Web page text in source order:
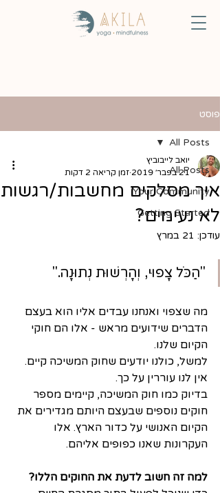
פוסט
All Posts
Your Community
Getting Started
All Posts
איך מסלקים מחשבות/רגשות
לא נעימים?
יואב לייבוביץ
21 בפבר׳ 2019
זמן קריאה 2 דקות
עודכן: 21 במרץ
"הַכֹּל צָפוּי, וְהָרְשׁוּת נְתוּנָה."
מה שצפוי ואנחנו עבדים אליו הוא בעצם
הדברים שידועים מראש - אלו הם חוקי
הקיום שלנו.
למשל, כולנו יודעים שחוק המשיכה קיים.
אין לנו עוררין על כך.
בדיוק כמו חוק המשיכה, קיימים מספר
חוקים נוספים שבעצם היותם מגדירים את
הקיום האנושי על כדור הארץ. אלו
העקרונות שאנו כפופים אליהם.
למה זה חשוב לדעת את החוקים הללו?